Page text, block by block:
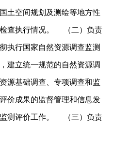
土空间规划及测绘等地方性
查执行情况。 （二）负责
执行国家自然资源调查监测
建立统一规范的自然资源调
源基础调查、专项调查和监
价成果的监督管理和信息发
测评价工作。 （三）负责